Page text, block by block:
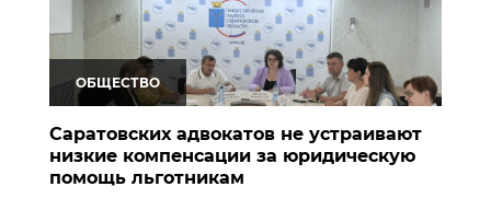
ОБЩЕСТВО
Саратовских адвокатов не устраивают
низкие компенсации за юридическую
помощь льготникам